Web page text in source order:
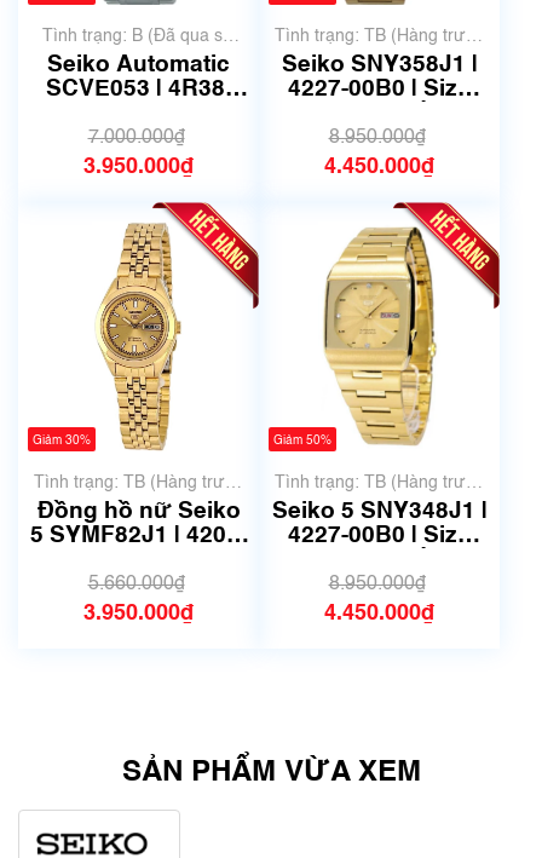
Tình trạng: B (Đã qua sử
dụng, hàng đẹp, có chút
xước dăm)
Seiko Automatic
SCVE053 | 4R38-
Mã số 6745
7.000.000₫
3.950.000₫
Tình trạng: TB (Hàng trưng
bày, thanh lý)
Seiko SNY358J1 |
4227-00B0 | Size
8.950.000₫
4.450.000₫
Giảm 30%
Tình trạng: TB (Hàng trưng
bày, thanh lý)
Đồng hồ nữ Seiko
5 SYMF82J1 | 4207-
Mã số 6141
5.660.000₫
3.950.000₫
Giảm 50%
Tình trạng: TB (Hàng trưng
bày, thanh lý)
Seiko 5 SNY348J1 |
4227-00B0 | Size
8.950.000₫
4.450.000₫
SẢN PHẨM VỪA XEM